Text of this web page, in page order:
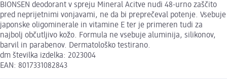
BIONSEN deodorant v spreju Mineral Acitve nudi 48-urno zaščito
pred neprijetnimi vonjavami, ne da bi preprečeval potenje. Vsebuje
japonske oligominerale in vitamine E ter je primeren tudi za
najbolj občutljivo kožo. Formula ne vsebuje aluminija, silikonov,
barvil in parabenov. Dermatološko testirano.
dm številka izdelka: 2023004
EAN: 8017331082843